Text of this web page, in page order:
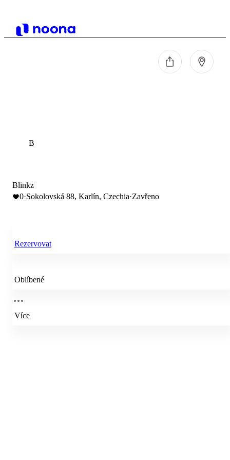
B
Blinkz
0·Sokolovská 88, Karlín, Czechia·Zavřeno
Rezervovat
Oblíbené
Více